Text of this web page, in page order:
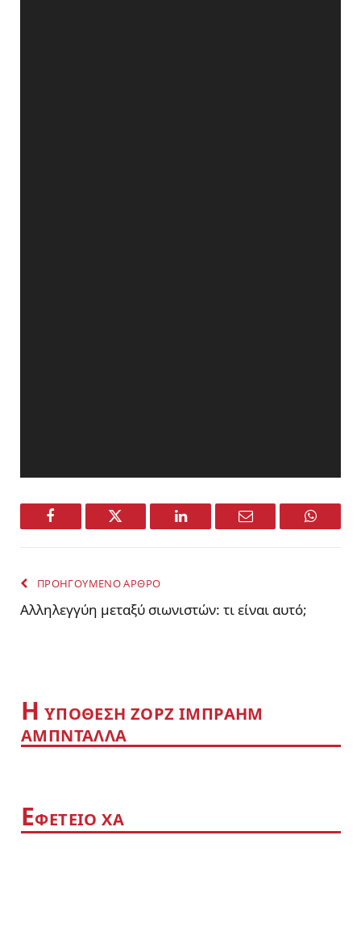
Facebook Twitter LinkedIn Email
ΠΡΟΗΓΟΥΜΕΝΟ ΑΡΘΡΟ
Αλληλεγγύη μεταξύ σιωνιστών: τι είναι αυτό;
Η YΠΟΘΕΣΗ ΖΟΡΖ ΙΜΠΡΑΗΜ
ΑΜΠΝΤΑΛΛΑ
ΕΦΕΤΕΙΟ ΧΑ